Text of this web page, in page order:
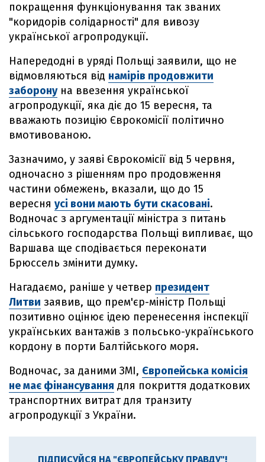
покращення функціонування так званих
"коридорів солідарності" для вивозу
української агропродукції.
Напередодні в уряді Польщі заявили, що не
відмовляються від намірів продовжити
заборонуна ввезення української
агропродукції, яка діє до 15 вересня, та
вважають позицію Єврокомісії політично
вмотивованою.
Зазначимо, у заяві Єврокомісії від 5 червня,
одночасно з рішенням про продовження
частини обмежень, вказали, що до 15
вересня усі вони мають бути скасовані.
Водночас з аргументації міністра з питань
сільського господарства Польщі випливає, що
Варшава ще сподівається переконати
Брюссель змінити думку.
Нагадаємо, раніше у четвер президент
Литви заявив, що прем'єр-міністр Польщі
позитивно оцінює ідею перенесення інспекції
українських вантажів з польсько-українського
кордону в порти Балтійського моря.
Водночас, за даними ЗМІ, Європейська комісія
не має фінансування для покриття додаткових
транспортних витрат для транзиту
агропродукції з України.
ПІДПИСУЙСЯ НА "ЄВРОПЕЙСЬКУ ПРАВДУ"!